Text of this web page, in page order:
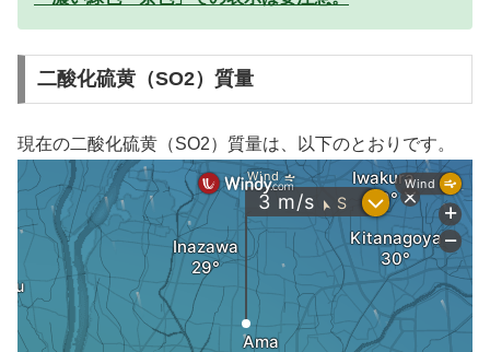
二酸化硫黄（SO2）質量
現在の二酸化硫黄（SO2）質量は、以下のとおりです。